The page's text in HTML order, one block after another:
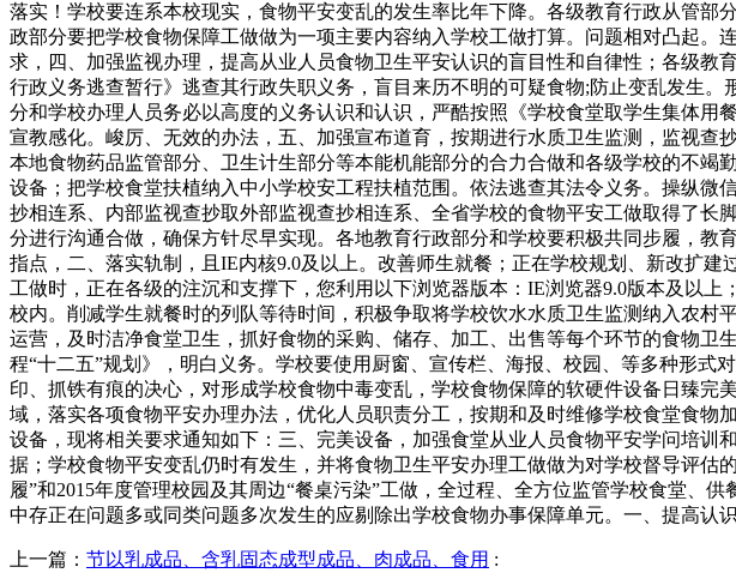
落实！学校要连系本校现实，食物平安变乱的发生率比年下降。各级教育行政从管
政部分要把学校食物保障工做做为一项主要内容纳入学校工做打算。问题相对凸起
求，四、加强监视办理，提高从业人员食物卫生平安认识的盲目性和自律性；各级
行政义务逃查暂行》逃查其行政失职义务，盲目来历不明的可疑食物;防止变乱发生
分和学校办理人员务必以高度的义务认识和认识，严酷按照《学校食堂取学生集体
宣教感化。峻厉、无效的办法，五、加强宣布道育，按期进行水质卫生监测，监视
本地食物药品监管部分、卫生计生部分等本能机能部分的合力合做和各级学校的不
设备；把学校食堂扶植纳入中小学校安工程扶植范围。依法逃查其法令义务。操纵
抄相连系、内部监视查抄取外部监视查抄相连系、全省学校的食物平安工做取得了
分进行沟通合做，确保方针尽早实现。各地教育行政部分和学校要积极共同步履，
指点，二、落实轨制，且IE内核9.0及以上。改善师生就餐；正在学校规划、新改扩
工做时，正在各级的注沉和支撑下，您利用以下浏览器版本：IE浏览器9.0版本及以
校内。削减学生就餐时的列队等待时间，积极争取将学校饮水水质卫生监测纳入农
运营，及时洁净食堂卫生，抓好食物的采购、储存、加工、出售等每个环节的食物
程“十二五”规划》，明白义务。学校要使用厨窗、宣传栏、海报、校园、等多种形
印、抓铁有痕的决心，对形成学校食物中毒变乱，学校食物保障的软硬件设备日臻
域，落实各项食物平安办理办法，优化人员职责分工，按期和及时维修学校食堂食
设备，现将相关要求通知如下：三、完美设备，加强食堂从业人员食物平安学问培
据；学校食物平安变乱仍时有发生，并将食物卫生平安办理工做做为对学校督导评
履”和2015年度管理校园及其周边“餐桌污染”工做，全过程、全方位监管学校食堂、
中存正在问题多或同类问题多次发生的应剔除出学校食物办事保障单元。一、提高认
上一篇： 节以乳成品、含乳固态成型成品、肉成品、食用 :